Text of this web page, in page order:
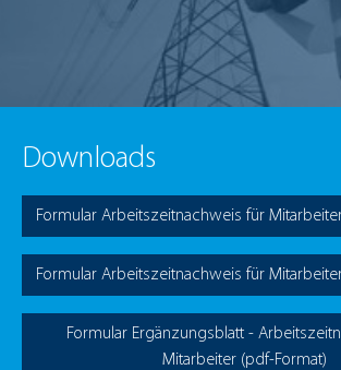
Downloads
Formular Arbeitszeitnachweis für
Formular Arbeitszeitnachweis für
Formular Ergänzungsblatt -
Mitarbeiter (pdf-Format)